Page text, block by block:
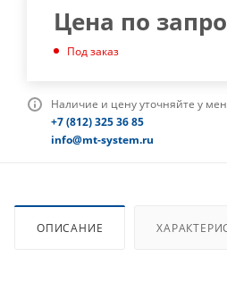
Цена по
Под заказ
Наличие и цену уточняйте у
+7 (812) 325 36 85
info@mt-system.ru
ОПИСАНИЕ